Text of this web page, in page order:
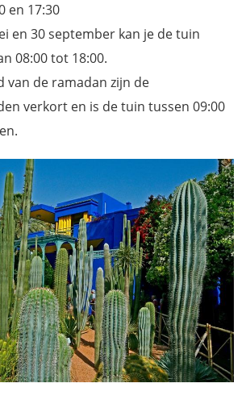
en 17:30
en 30 september kan je de tuin
08:00 tot 18:00.
van de ramadan zijn de
verkort en is de tuin tussen 09:00